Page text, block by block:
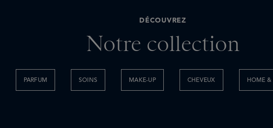
DÉCOUVREZ
Notre collection
PARFUM SOINS MAKE-UP CHEVEUX HOME &